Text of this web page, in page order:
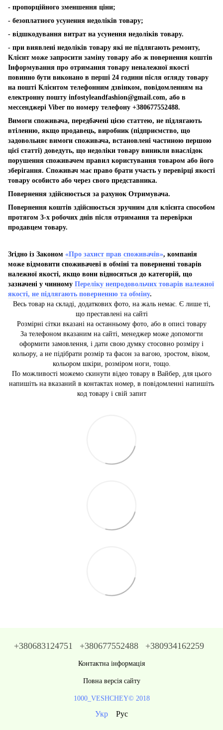
- пропорційного зменшення ціни;
- безоплатного усунення недоліків товару;
- відшкодування витрат на усунення недоліків товару.
- при виявлені недоліків товару які не підлягають ремонту,
Клієнт може запросити заміну товару або ж повернення коштів
Інформування про отримання товару неналежної якості
повинно бути виконано в перші 24 години після огляду товару
на пошті Клієнтом телефонним дзвінком, повідомленням на
електронну пошту infostyleandfashion@gmail.com, або в
мессенджері Viber по номеру телефону +380677552488.
Вимоги споживача, передбачені цією статтею, не підлягають
втіленню, якщо продавець, виробник (підприємство, що
задовольняє вимоги споживача, встановлені частиною першою
цієї статті) доведуть, що недоліки товару виникли внаслідок
порушення споживачем правил користування товаром або його
зберігання. Споживач має право брати участь у перевірці якості
товару особисто або через свого представника.
Повернення здійснюється за рахунок Отримувача.
Повернення коштів здійснюється зручним для клієнта способом
протягом 3-х робочих днів після отримання та перевірки
продавцем товару.
Згідно із Законом «Про захист прав споживачів», компанія
може відмовити споживачеві в обміні та поверненні товарів
належної якості, якщо вони відносяться до категорій, що
зазначені у чинному Переліку непродовольчих товарів належної
якості, не підлягають поверненню та обміну.
Весь товар на складі, додаткових фото, на жаль немає. Є лише ті,
що преставлені на сайті
Розмірні сітки вказані на останньому фото, або в описі товару
За телефоном вказаним на сайті, менеджер може допомогти
оформити замовлення, і дати свою думку стосовно розміру і
кольору, а не підібрати розмір та фасон за вагою, зростом, віком,
кольором шкіри, розміром ноги, тощо.
По можливості можемо скинути відео товару в Вайбер, для цього
напишіть на вказаний в контактах номер, в повідомленні напишіть
код товару і свій запит
+380683124751 +380677552488 +380934162259
Контактна інформація
Повна версія сайту
1000_VESHCHEY© 2018
Укр Рус